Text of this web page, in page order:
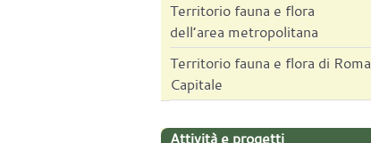
Territorio fauna e flora
dell’area metropolitana
Territorio fauna e flora di Roma
Capitale
Attività e progetti